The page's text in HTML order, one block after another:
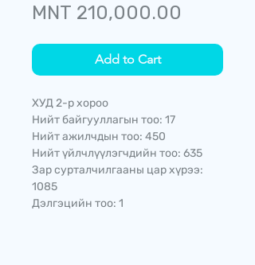
MNT 210,000.00
Add to Cart
ХУД 2-р хороо
Нийт байгууллагын тоо: 17
Нийт ажилчдын тоо: 450
Нийт үйлчлүүлэгчдийн тоо: 635
Зар сурталчилгааны цар хүрээ:
1085
Дэлгэцийн тоо: 1